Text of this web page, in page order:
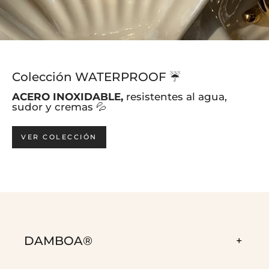
Colección WATERPROOF ☔️
ACERO INOXIDABLE, resistentes al agua,
sudor y cremas 💦
VER COLECCIÓN
DAMBOA®